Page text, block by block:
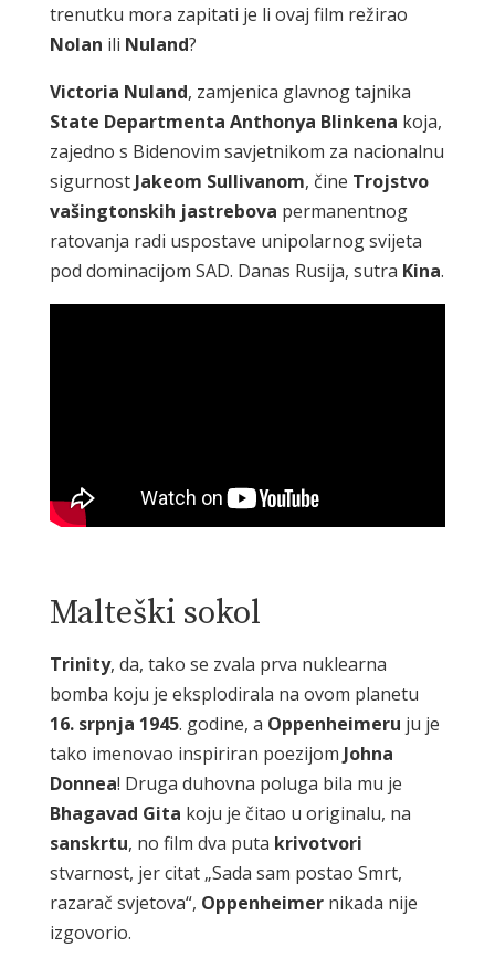
trenutku mora zapitati je li ovaj film režirao
Nolan ili Nuland?
Victoria Nuland, zamjenica glavnog tajnika
State Departmenta Anthonya Blinkena koja,
zajedno s Bidenovim savjetnikom za nacionalnu
sigurnost Jakeom Sullivanom, čine Trojstvo
vašingtonskih jastrebova permanentnog
ratovanja radi uspostave unipolarnog svijeta
pod dominacijom SAD. Danas Rusija, sutra Kina.
Malteški sokol
Trinity, da, tako se zvala prva nuklearna
bomba koju je eksplodirala na ovom planetu
16. srpnja 1945. godine, a Oppenheimeru ju je
tako imenovao inspiriran poezijom Johna
Donnea! Druga duhovna poluga bila mu je
Bhagavad Gita koju je čitao u originalu, na
sanskrtu, no film dva puta krivotvori
stvarnost, jer citat „Sada sam postao Smrt,
razarač svjetova“, Oppenheimernikada nije
izgovorio.